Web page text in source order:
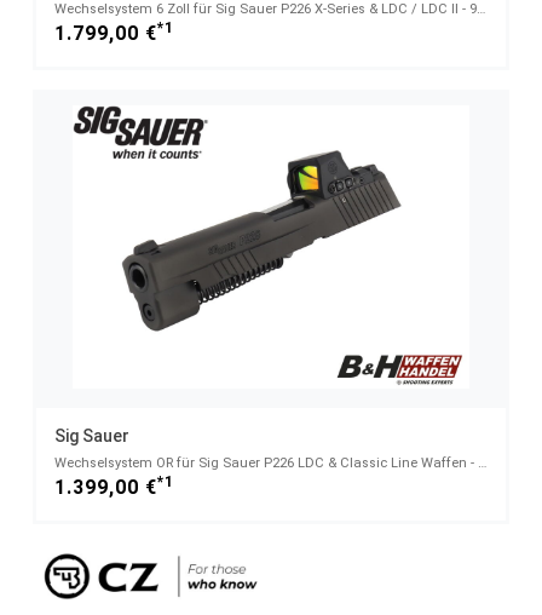
Wechselsystem 6 Zoll für Sig Sauer P226 X-Series & LDC / LDC II - 9mm Luger
1.799,00 €*1
Sig Sauer
Wechselsystem OR für Sig Sauer P226 LDC & Classic Line Waffen - 9mm Luger
1.399,00 €*1